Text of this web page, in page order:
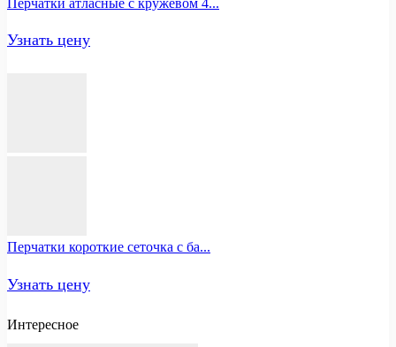
Перчатки атласные с кружевом 4...
Узнать цену
Перчатки короткие сеточка с ба...
Узнать цену
Интересное